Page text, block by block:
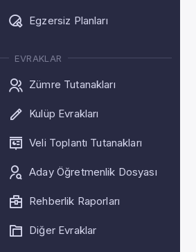
Egzersiz Planları
EVRAKLAR
Zümre Tutanakları
Kulüp Evrakları
Veli Toplantı Tutanakları
Aday Öğretmenlik Dosyası
Rehberlik Raporları
Diğer Evraklar